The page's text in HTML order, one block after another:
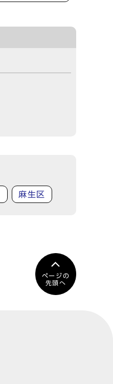
麻生区
ページの
先頭へ